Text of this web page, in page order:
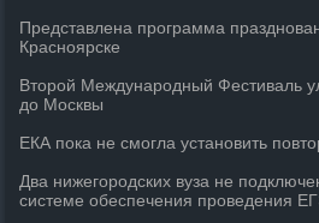
Представлена программа
Красноярске
Второй Международный Фестиваль
до Москвы
ЕКА пока не смогла установить
Два нижегородских вуза не
системе обеспечения проведения